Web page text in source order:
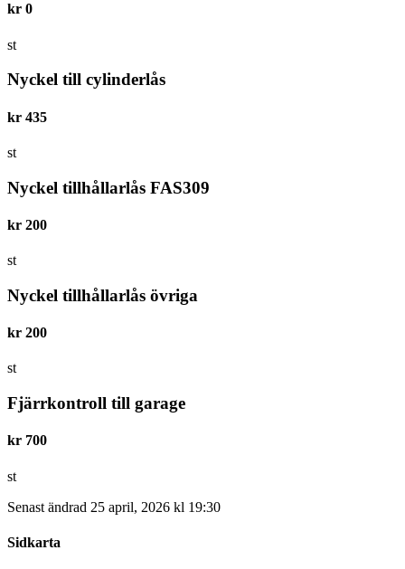
kr 0
st
Nyckel till cylinderlås
kr 435
st
Nyckel tillhållarlås FAS309
kr 200
st
Nyckel tillhållarlås övriga
kr 200
st
Fjärrkontroll till garage
kr 700
st
Senast ändrad 25 april, 2026 kl 19:30
Sidkarta